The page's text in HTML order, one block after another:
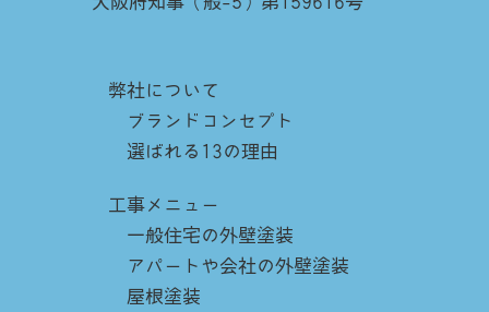
弊社について
ブランドコンセプト
選ばれる13の理由
工事メニュー
一般住宅の外壁塗装
アパートや会社の外壁塗装
屋根塗装